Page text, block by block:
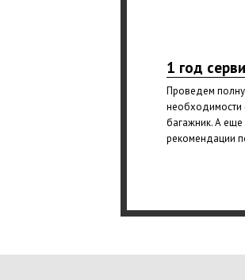
1 год
Проведем
необходимости
багажник. А
рекомендации